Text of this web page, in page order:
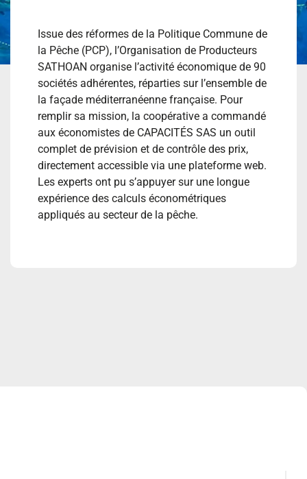
Issue des réformes de la Politique Commune de
la Pêche (PCP), l’Organisation de Producteurs
SATHOAN organise l’activité économique de 90
sociétés adhérentes, réparties sur l’ensemble de
la façade méditerranéenne française. Pour
remplir sa mission, la coopérative a commandé
aux économistes de CAPACITÉS SAS un outil
complet de prévision et de contrôle des prix,
directement accessible via une plateforme web.
Les experts ont pu s’appuyer sur une longue
expérience des calculs économétriques
appliqués au secteur de la pêche.